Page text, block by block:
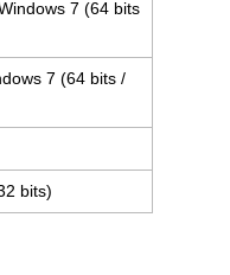
7 (64 bits
7 (64 bits /
bits)